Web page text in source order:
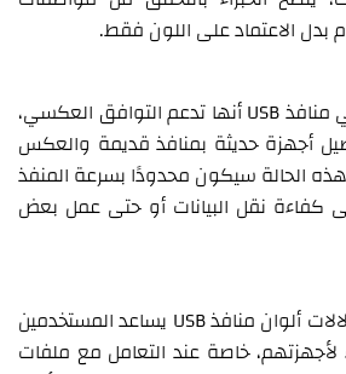
بدل الاعتماد على اللون فقط.
من الميزات المهمة في منافذ USB أنها تدعم التوافق العكسي،
أجهزة حديثة بمنافذ قديمة والعكس
هذه الحالة سيكون محدودًا بسرعة المنفذ
كفاءة نقل البيانات أو حتى عمل بعض
يؤكد الخبراء أن فهم دلالات ألوان منافذ USB يساعد المستخدمين
خاصة عند التعامل مع ملفات